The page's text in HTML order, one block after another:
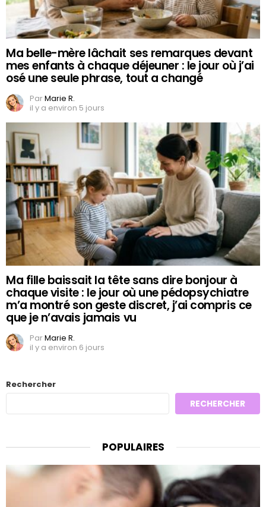
Ma belle-mère lâchait ses remarques devant
mes enfants à chaque déjeuner : le jour où j’ai
osé une seule phrase, tout a changé
ParMarie R.
il y a environ 5 jours
Ma fille baissait la tête sans dire bonjour à
chaque visite : le jour où une pédopsychiatre
m’a montré son geste discret, j’ai compris ce
que je n’avais jamais vu
ParMarie R.
il y a environ 6 jours
Rechercher
RECHERCHER
POPULAIRES